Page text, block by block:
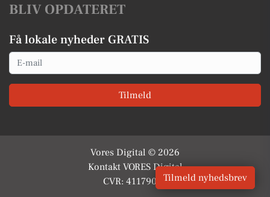
BLIV OPDATERET
Få lokale nyheder GRATIS
Email
Tilmeld
Vores Digital © 2026
Kontakt VORES Digital
CVR: 41179082Tilmeld nyhedsbrev